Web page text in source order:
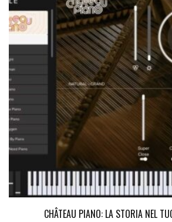
CHÂTEAU PIANO: LA STORIA NEL